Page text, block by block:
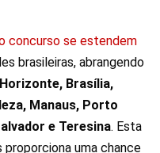
concurso se estendem
brasileiras, abrangendo
Brasília,
Manaus, Porto
e Teresina. Esta
uma chance